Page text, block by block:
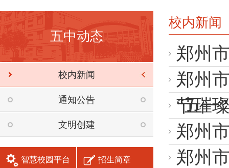
校内新闻
郑州
郑州
节璀
“五一
郑州
郑州
五中动态
校内新闻
通知公告
文明创建
智慧校园平台 招生简章